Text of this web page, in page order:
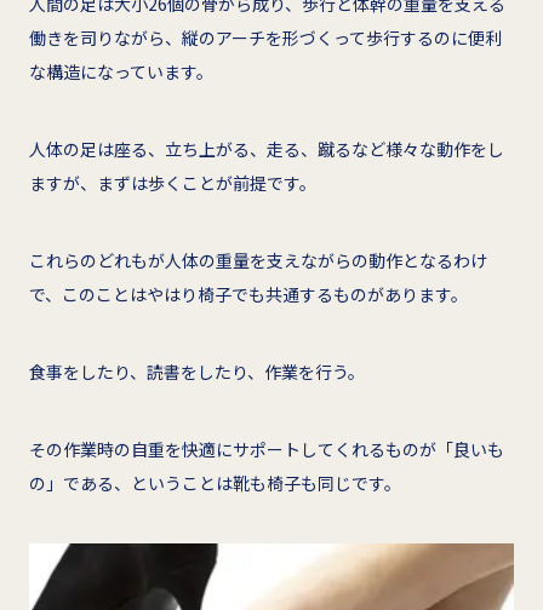
働きを司りながら、縦のアーチを形づくって歩行するのに便利
な構造になっています。
人体の足は座る、立ち上がる、走る、蹴るなど様々な動作をし
ますが、まずは歩くことが前提です。
これらのどれもが人体の重量を支えながらの動作となるわけ
で、このことはやはり椅子でも共通するものがあります。
食事をしたり、読書をしたり、作業を行う。
その作業時の自重を快適にサポートしてくれるものが「良いも
の」である、ということは靴も椅子も同じです。